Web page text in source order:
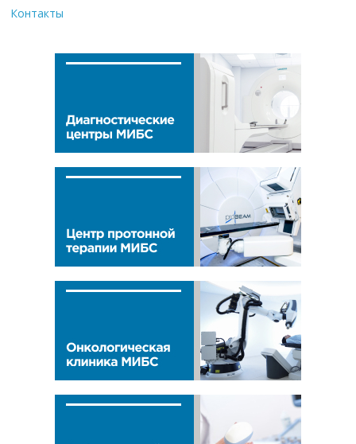
Контакты